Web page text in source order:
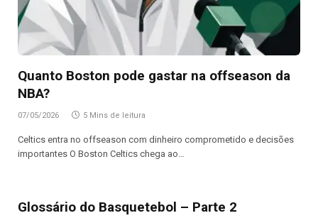
Quanto Boston pode gastar na offseason da
NBA?
07/05/2026 5 Mins de leitura
Celtics entra no offseason com dinheiro comprometido e decisões
importantes O Boston Celtics chega ao…
Glossário do Basquetebol – Parte 2